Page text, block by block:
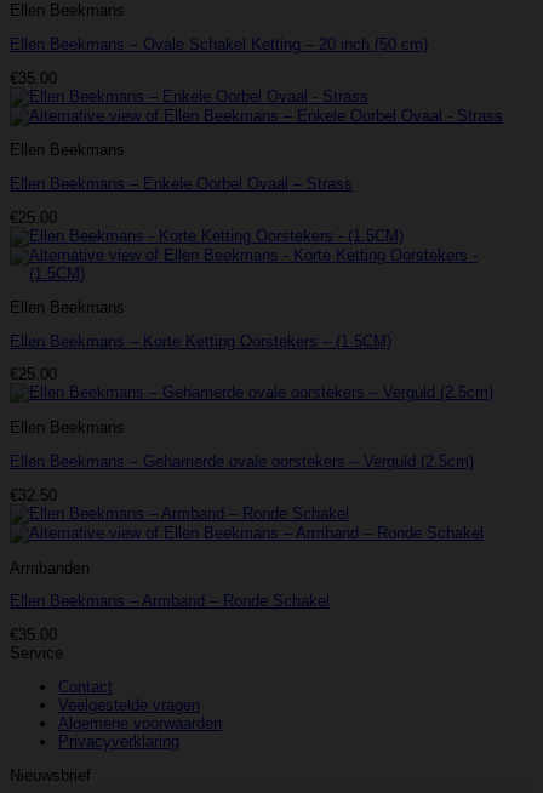
Ellen Beekmans
Ellen Beekmans – Ovale Schakel Ketting – 20 inch (50 cm)
€35.00
Ellen Beekmans
Ellen Beekmans – Enkele Oorbel Ovaal – Strass
€25.00
Ellen Beekmans
Ellen Beekmans – Korte Ketting Oorstekers – (1.5CM)
€25.00
Ellen Beekmans
Ellen Beekmans – Gehamerde ovale oorstekers – Verguld (2.5cm)
€32.50
Armbanden
Ellen Beekmans – Armband – Ronde Schakel
€35.00
Service
Contact
Veelgestelde vragen
Algemene voorwaarden
Privacyverklaring
Nieuwsbrief